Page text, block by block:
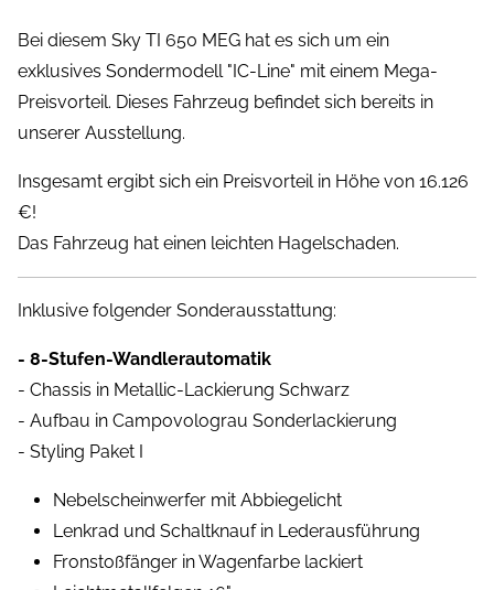
Bei diesem Sky TI 650 MEG hat es sich um ein
exklusives Sondermodell "IC-Line" mit einem Mega-
Preisvorteil. Dieses Fahrzeug befindet sich bereits in
unserer Ausstellung.
Insgesamt ergibt sich ein Preisvorteil in Höhe von 16.126
€!
Das Fahrzeug hat einen leichten Hagelschaden.
Inklusive folgender Sonderausstattung:
- 8-Stufen-Wandlerautomatik
- Chassis in Metallic-Lackierung Schwarz
- Aufbau in Campovolograu Sonderlackierung
- Styling Paket I
Nebelscheinwerfer mit Abbiegelicht
Lenkrad und Schaltknauf in Lederausführung
Fronstoßfänger in Wagenfarbe lackiert